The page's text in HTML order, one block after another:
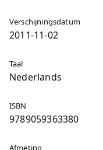
Verschijningsdatum
2011-11-02
Taal
Nederlands
ISBN
9789059363380
Afmeting